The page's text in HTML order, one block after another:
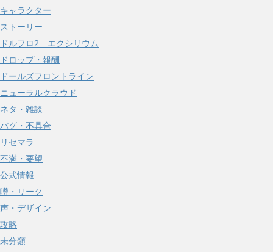
キャラクター
ストーリー
ドルフロ2 エクシリウム
ドロップ・報酬
ドールズフロントライン
ニューラルクラウド
ネタ・雑談
バグ・不具合
リセマラ
不満・要望
公式情報
噂・リーク
声・デザイン
攻略
未分類